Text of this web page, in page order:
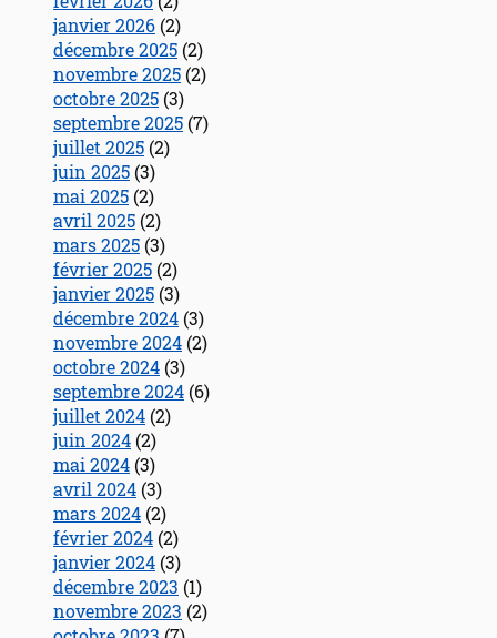
janvier 2026 (2)
décembre 2025 (2)
novembre 2025 (2)
octobre 2025 (3)
septembre 2025 (7)
juillet 2025 (2)
juin 2025 (3)
mai 2025 (2)
avril 2025 (2)
mars 2025 (3)
février 2025 (2)
janvier 2025 (3)
décembre 2024 (3)
novembre 2024 (2)
octobre 2024 (3)
septembre 2024 (6)
juillet 2024 (2)
juin 2024 (2)
mai 2024 (3)
avril 2024 (3)
mars 2024 (2)
février 2024 (2)
janvier 2024 (3)
décembre 2023 (1)
novembre 2023 (2)